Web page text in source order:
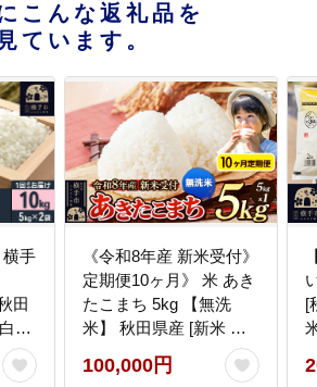
こんな返礼品を
見ています。
横手
田
米
田
《令和8年産 新米受付》
定期便10ヶ月》 米 あき
たこまち 5kg 【無洗
米】 秋田県産 [新米 先
行予約 先行受付 米 コメ
無洗米 あきたこまち お
100,000円
[